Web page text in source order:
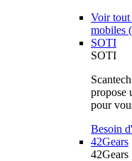
Voir tout
mobiles
SOTI
SOTI
propose
pour
Besoin
42Gears
42Gears